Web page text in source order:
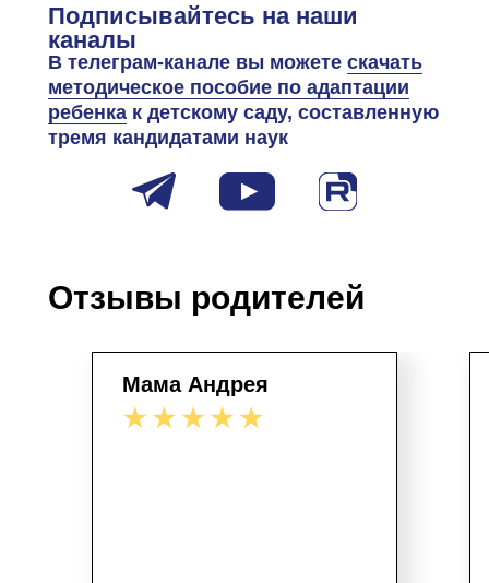
Подписывайтесь на наши
каналы
В телеграм-канале вы можете скачать
методическое пособие по адаптации
ребенка к детскому саду, составленную
тремя кандидатами наук
Отзывы родителей
Мама Андрея